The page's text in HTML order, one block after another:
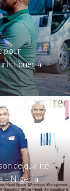
pour
à
de qualité
– Nigéria